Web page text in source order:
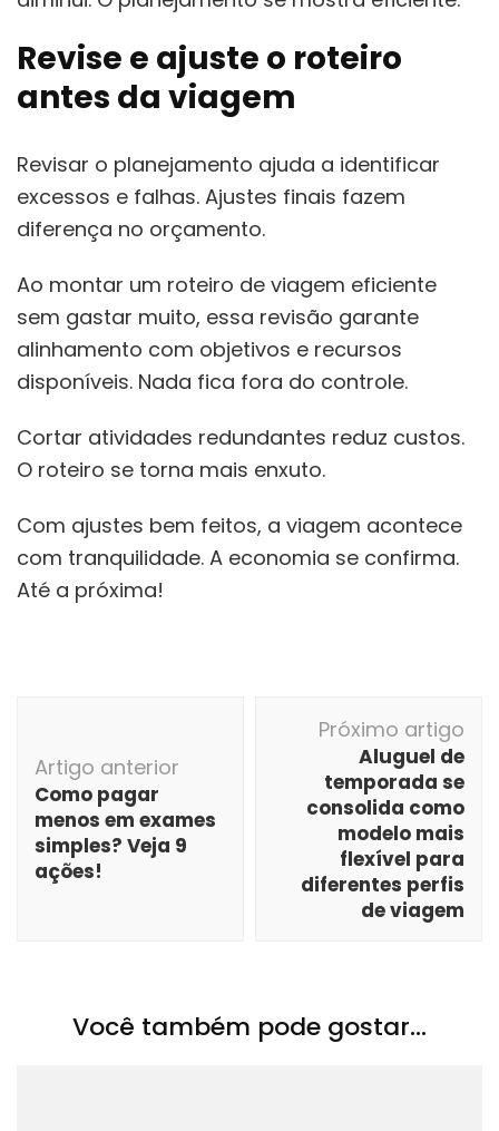
Revise e ajuste o roteiro
antes da viagem
Revisar o planejamento ajuda a identificar
excessos e falhas. Ajustes finais fazem
diferença no orçamento.
Ao montar um roteiro de viagem eficiente
sem gastar muito, essa revisão garante
alinhamento com objetivos e recursos
disponíveis. Nada fica fora do controle.
Cortar atividades redundantes reduz custos.
O roteiro se torna mais enxuto.
Com ajustes bem feitos, a viagem acontece
com tranquilidade. A economia se confirma.
Até a próxima!
post
Artigo anterior
Como pagar
menos em exames
simples? Veja 9
ações!
Próximo artigo
Aluguel de
temporada se
consolida como
modelo mais
flexível para
diferentes perfis
de viagem
Você também pode gostar...